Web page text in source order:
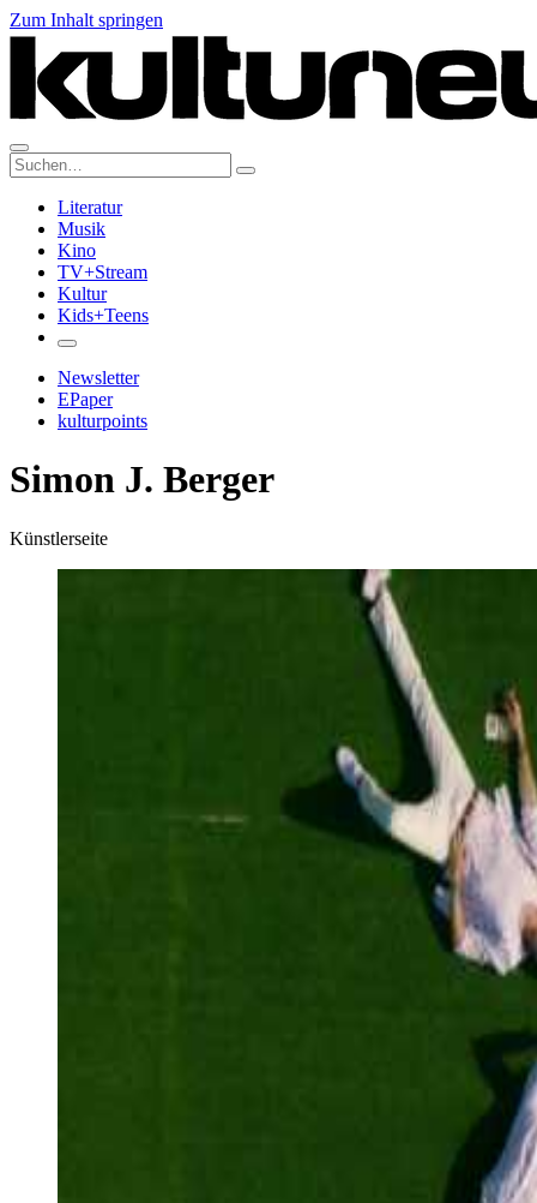
Zum Inhalt springen
Suche:
Literatur
Musik
Kino
TV+Stream
Kultur
Kids+Teens
Newsletter
EPaper
kulturpoints
Simon J. Berger
Künstlerseite